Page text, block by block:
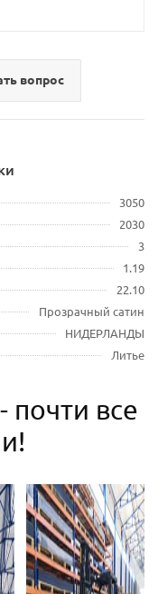
вопрос
3050
2030
3
1.19
22.10
Прозрачный сатин
НИДЕРЛАНДЫ
Литье
все